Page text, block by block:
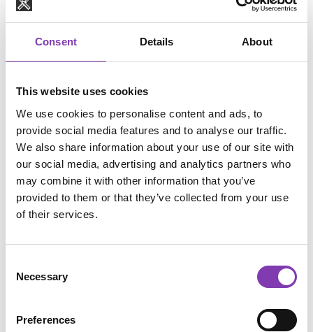
Consent Details About
This website uses cookies
We use cookies to personalise content and ads, to
provide social media features and to analyse our traffic.
We also share information about your use of our site with
our social media, advertising and analytics partners who
may combine it with other information that you’ve
provided to them or that they’ve collected from your use
of their services.
Selection
Necessary
Preferences
Bewertungen
Gepostet von